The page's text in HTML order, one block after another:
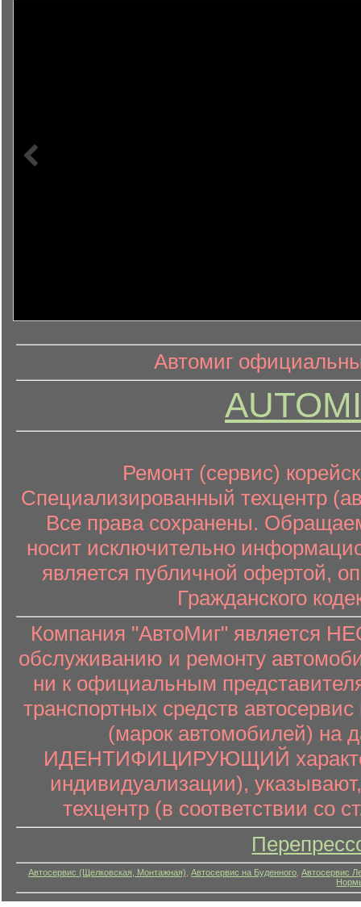
информационный контент
Автомиг
Ремонт (сервис)
Специализированный техцентр
Все права сохранены.
носит исключительно
является публичной офертой,
Гражданского
Компания "АвтоМиг" является
обслуживанию и ремонту
ни к официальным
транспортных средств
(марок автомобилей) на
ИДЕНТИФИЦИРУЮЩИЙ характер
индивидуализации),
техцентр (в соответствии со
Автосервис (Щелковская, Монтажная) Автосервис на Буденного Автосервис